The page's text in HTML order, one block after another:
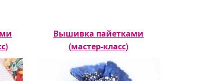
Вышивка пайетками
(мастер-класс)